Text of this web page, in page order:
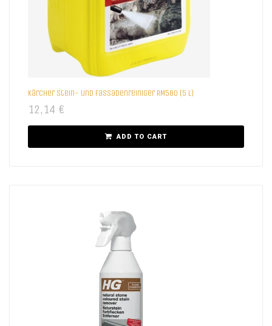
Kärcher Stein- und Fassadenreiniger RM580 (5 l)
12,14 €
ADD TO CART